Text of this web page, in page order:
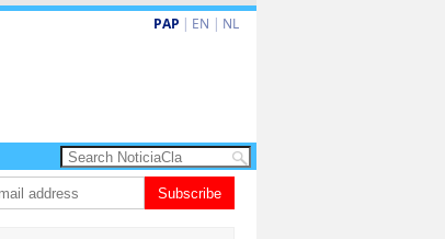
PAP | EN | NL
cu renobacion di US$106 miyon
Subscribe